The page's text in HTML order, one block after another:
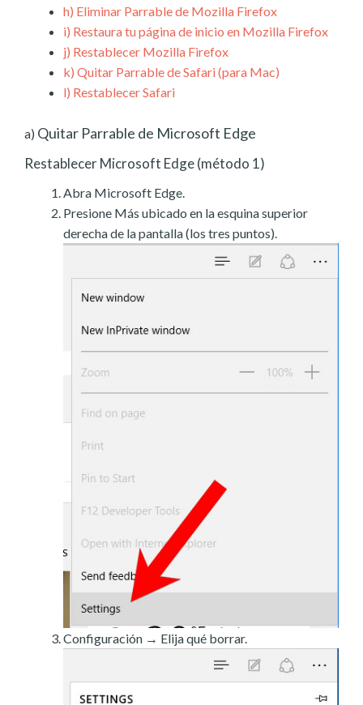
h) Eliminar Parrable de Mozilla Firefox
i) Restaura tu página de inicio en Mozilla Firefox
j) Restablecer Mozilla Firefox
k) Quitar Parrable de Safari (para Mac)
l) Restablecer Safari
a) Quitar Parrable de Microsoft Edge
Restablecer Microsoft Edge (método 1)
Abra Microsoft Edge.
Presione Más ubicado en la esquina superior
derecha de la pantalla (los tres puntos).
Configuración → Elija qué borrar.